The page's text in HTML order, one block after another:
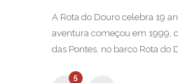
A Rota do Douro celebra 19
aventura começou em 1999,
das Pontes, no barco Rota do
5